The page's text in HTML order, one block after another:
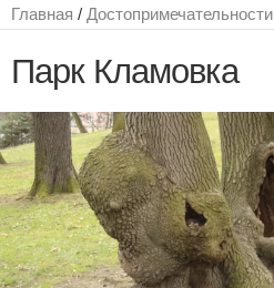
Главная / Достопримечательности
Парк Кламовка